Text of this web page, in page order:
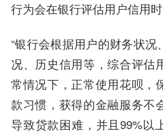
行为会在银行评估用户信用时
“银行会根据用户的财务状
况、历史信用等，综合评估
常情况下， 正常使用花呗，
款习惯，获得的金融服务不
导致贷款困难， 并且99%以